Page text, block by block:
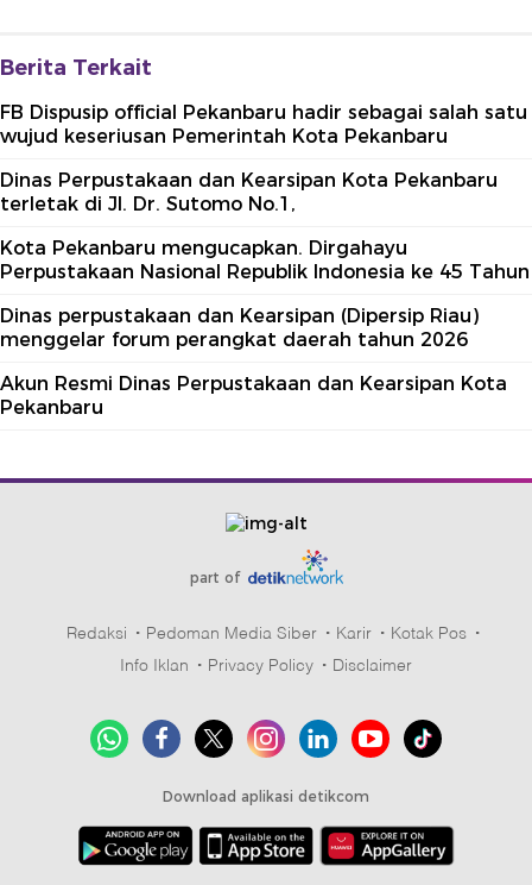
Berita Terkait
FB Dispusip official Pekanbaru hadir sebagai salah satu
wujud keseriusan Pemerintah Kota Pekanbaru
Dinas Perpustakaan dan Kearsipan Kota Pekanbaru
terletak di Jl. Dr. Sutomo No.1,
Kota Pekanbaru mengucapkan. Dirgahayu
Perpustakaan Nasional Republik Indonesia ke 45 Tahun
Dinas perpustakaan dan Kearsipan (Dipersip Riau)
menggelar forum perangkat daerah tahun 2026
Akun Resmi Dinas Perpustakaan dan Kearsipan Kota
Pekanbaru
part of
Redaksi Pedoman Media Siber Karir
Kotak Pos
Info Iklan
Privacy Policy Disclaimer
Download aplikasi detikcom